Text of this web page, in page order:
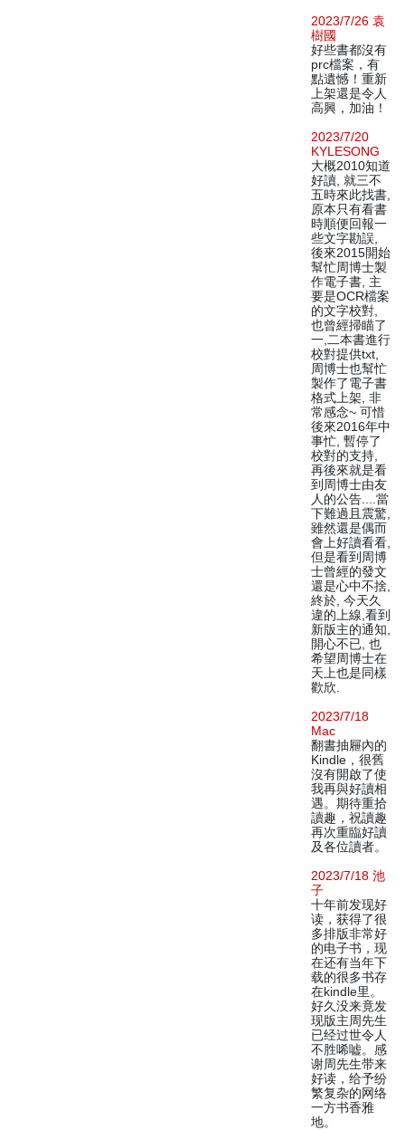
2023/7/26 袁
樹國
好些書都沒有
prc檔案，有
點遺憾！重新
上架還是令人
高興，加油！
2023/7/20
KYLESONG
大概2010知道
好讀, 就三不
五時來此找書,
原本只有看書
時順便回報一
些文字勘誤,
後來2015開始
幫忙周博士製
作電子書, 主
要是OCR檔案
的文字校對,
也曾經掃瞄了
一,二本書進行
校對提供txt,
周博士也幫忙
製作了電子書
格式上架, 非
常感念~ 可惜
後來2016年中
事忙, 暫停了
校對的支持,
再後來就是看
到周博士由友
人的公告....當
下難過且震驚,
雖然還是偶而
會上好讀看看,
但是看到周博
士曾經的發文
還是心中不捨,
終於, 今天久
違的上線,看到
新版主的通知,
開心不已, 也
希望周博士在
天上也是同樣
歡欣.
2023/7/18
Mac
翻書抽屜內的
Kindle，很舊
沒有開啟了使
我再與好讀相
遇。期待重拾
讀趣，祝讀趣
再次重臨好讀
及各位讀者。
2023/7/18 池
子
十年前发现好
读，获得了很
多排版非常好
的电子书，现
在还有当年下
载的很多书存
在kindle里。
好久没来竟发
现版主周先生
已经过世令人
不胜唏嘘。感
谢周先生带来
好读，给予纷
繁复杂的网络
一方书香雅
地。